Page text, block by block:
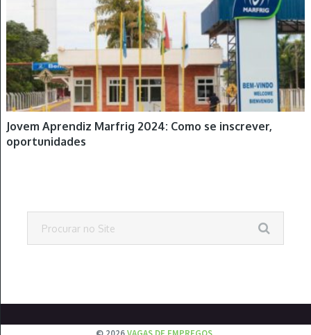
Jovem Aprendiz Marfrig 2024: Como se inscrever,
oportunidades